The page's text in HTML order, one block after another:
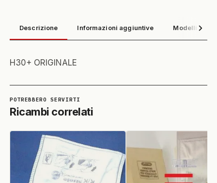
Descrizione Informazioni aggiuntive Modelli
H30+ ORIGINALE
Ricambi correlati